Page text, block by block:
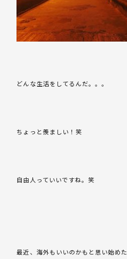
どんな生活をしてるんだ。。。
ちょっと羨ましい！笑
自由人っていいですね。笑
最近、海外もいいのかもと思い始めた